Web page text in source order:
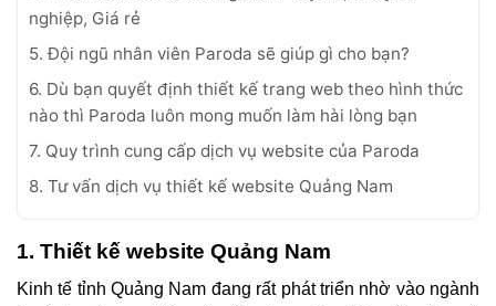
nghiệp, Giá rẻ
5. Đội ngũ nhân viên Paroda sẽ giúp gì cho bạn?
6. Dù bạn quyết định thiết kế trang web theo hình thức
nào thì Paroda luôn mong muốn làm hài lòng bạn
7. Quy trình cung cấp dịch vụ website của Paroda
8. Tư vấn dịch vụ thiết kế website Quảng Nam
1. Thiết kế website Quảng Nam
Kinh tế tỉnh Quảng Nam đang rất phát triển nhờ vào ngành